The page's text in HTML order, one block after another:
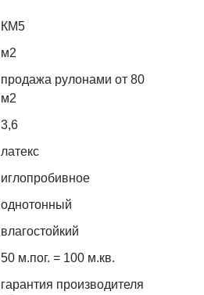
КМ5
м2
продажа рулонами от 80
м2
3,6
латекс
иглопробивное
однотонный
влагостойкий
50 м.пог. = 100 м.кв.
гарантия производителя